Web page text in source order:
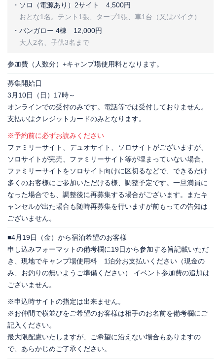
ソロ（電源あり）2サイト 4,500円
おとな1名。テント1張、タープ1張、車1台（又はバイク）
バンガロー 4棟 12,000円
大人2名、子供3名まで
参加費（人数分）+キャンプ場使用料となります。
募集開始日
3月10日（日）17時～
オンラインでの受付のみです。電話等では受付しておりません。
支払いはクレジットカードのみとなります。
※予約前に必ずお読みください
ファミリーサイト、デュオサイト、ソロサイトがございますが、
ソロサイトが完売、ファミリーサイト等が埋まっていない場合、
ファミリーサイトをソロサイト向けに区切るなどで、できるだけ
多くのお客様にご参加いただける様、調整予定です。一旦満員に
なった場合でも、調整後に再募集する場合がございます。またキ
ャンセルが出た場合も随時再募集を行いますが前もっての告知は
ございません。
■4月19日（金）から宿泊希望のお客様
申し込みフォーマットの備考欄に19日から参加する旨記載いただ
き、現地でキャンプ場使用料 1泊分お支払いください（現金の
み、お釣りの無いようご準備ください） イベント参加費の追加は
ございません。
※申込時サイトの指定は出来ません。
※お仲間で横並びをご希望のお客様は相手のお名前を備考欄にご
記入ください。
最大限配慮いたしますが、ご希望に沿えない場合もありますの
で、あらかじめご了承ください。